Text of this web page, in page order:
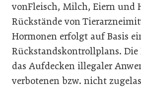
vonFleisch, Milch, Eiern und
Rückstände von
Hormonen erfolgt auf Basis
Rückstandskontrollplans.
das Aufdecken illegaler
verbotenen bzw. nicht